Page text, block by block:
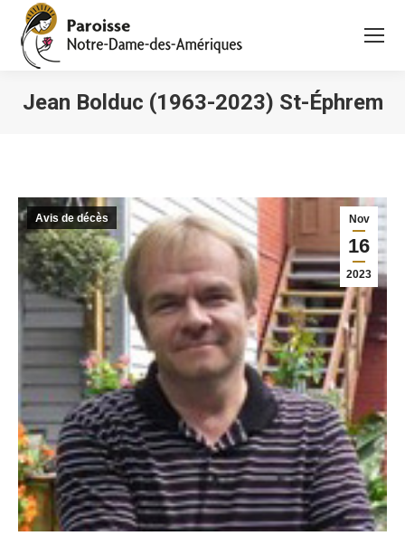
Jean Bolduc (1963-2023) St-Éphrem
Nov
16
2023
Avis de décès